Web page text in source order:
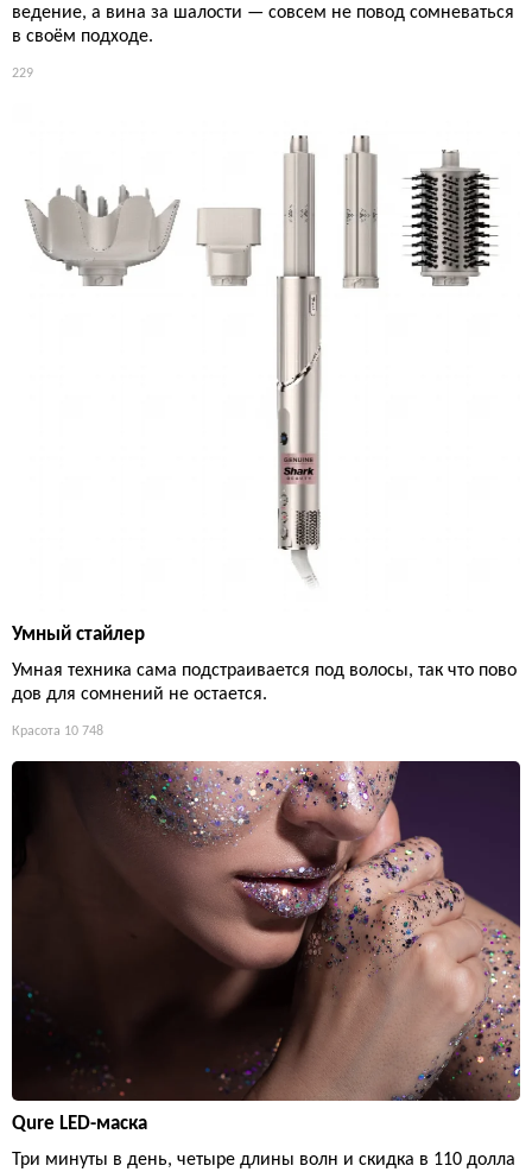
ведение, а вина за шалости — совсем не повод сомневаться
в своём подходе.
229
Умный стайлер
Умная техника сама подстраивается под волосы, так что пово
дов для сомнений не остается.
Красота 10 748
Qure LED-маска
Три минуты в день, четыре длины волн и скидка в 110 долла